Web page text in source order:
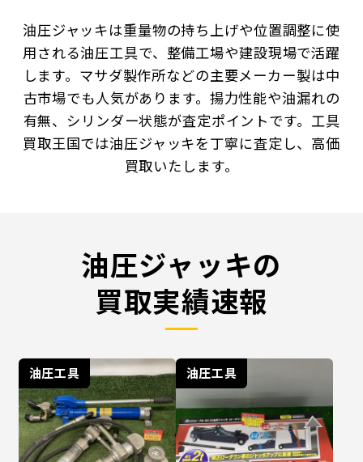
油圧ジャッキは重量物の持ち上げや位置調整に使
用される油圧工具で、整備工場や建設現場で活躍
します。マサダ製作所などの主要メーカー製は中
古市場でも人気があります。揚力性能や油漏れの
有無、シリンダー状態が査定ポイントです。工具
買取王国では油圧ジャッキを丁寧に査定し、高価
買取いたします。
油圧ジャッキの
買取実績速報
油圧工具 油圧工具